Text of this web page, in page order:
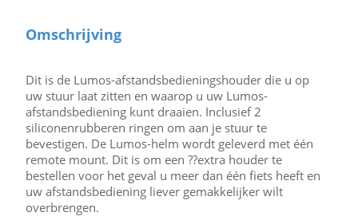
Omschrijving
Dit is de Lumos-afstandsbedieningshouder die u op
uw stuur laat zitten en waarop u uw Lumos-
afstandsbediening kunt draaien. Inclusief 2
siliconenrubberen ringen om aan je stuur te
bevestigen. De Lumos-helm wordt geleverd met één
remote mount. Dit is om een ??extra houder te
bestellen voor het geval u meer dan één fiets heeft en
uw afstandsbediening liever gemakkelijker wilt
overbrengen.